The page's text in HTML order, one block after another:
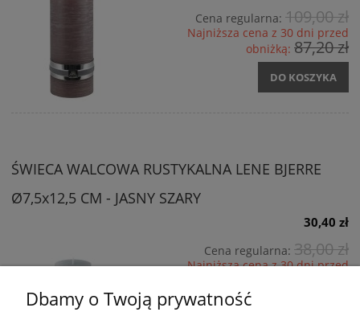
Cena regularna: 109,00 zł
Najniższa cena z 30 dni przed
obniżką: 87,20 zł
DO KOSZYKA
ŚWIECA WALCOWA RUSTYKALNA LENE BJERRE
Ø7,5x12,5 CM - JASNY SZARY
30,40 zł
Cena regularna: 38,00 zł
Najniższa cena z 30 dni przed
Dbamy o Twoją prywatność